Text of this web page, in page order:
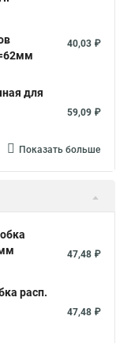
40,03 ₽
для
59,09 ₽
Показать больше
47,48 ₽
расп.
47,48 ₽